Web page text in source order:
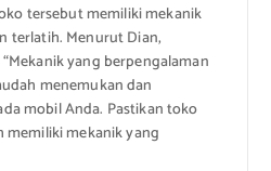
tersebut memiliki mekanik
terlatih. Menurut Dian,
yang berpengalaman
menemukan dan
mobil Anda. Pastikan toko
mekanik yang